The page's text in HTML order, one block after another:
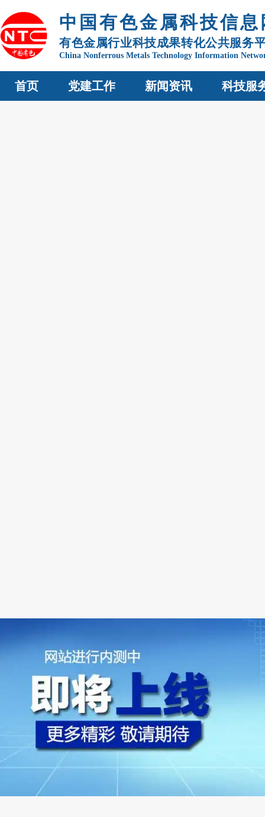
中国有色金属科技信息
有色金属行业科技成果转化公共服务
China Nonferrous Metals Technology Information
首页 党建工作 新闻资讯 科技服